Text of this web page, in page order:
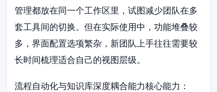
管理都放在同一个工作区里，试图减少团队在多
套工具间的切换。但在实际使用中，功能堆叠较
多，界面配置选项繁杂，新团队上手往往需要较
长时间梳理适合自己的视图层级。
流程自动化与知识库深度耦合能力核心能力：